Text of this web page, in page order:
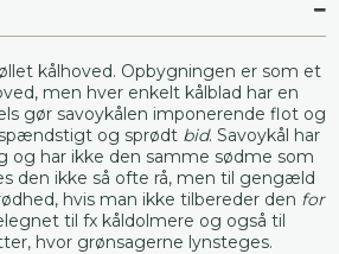
kålhoved. Opbygningen er som et
men hver enkelt kålblad har en
gør savoykålen imponerende flot og
og sprødt bid. Savoykål har
og har ikke den samme sødme som
den ikke så ofte rå, men til gengæld
hvis man ikke tilbereder den for
til fx kåldolmere og også til
hvor grønsagerne lynsteges.